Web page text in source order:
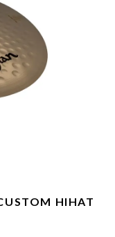
HIHAT